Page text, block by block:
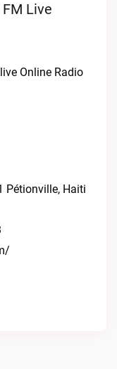
Live
Online Radio
Pétionville, Haiti